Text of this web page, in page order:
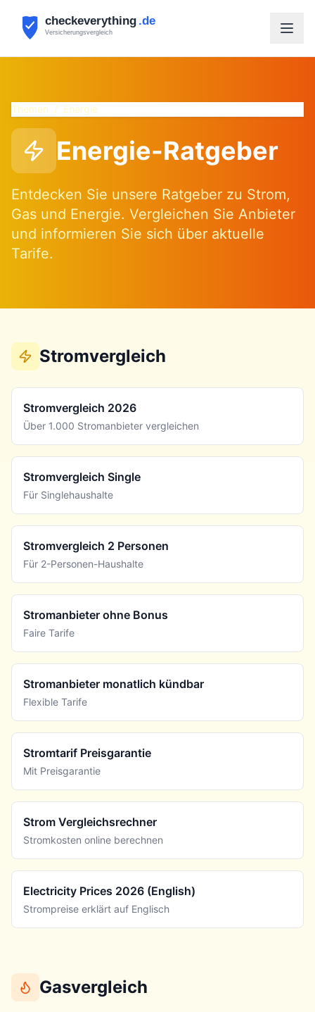
Themen / Energie
Energie-Ratgeber
Entdecken Sie unsere Ratgeber zu Strom,
Gas und Energie. Vergleichen Sie Anbieter
und informieren Sie sich über aktuelle
Tarife.
Stromvergleich
Stromvergleich 2026
Über 1.000 Stromanbieter vergleichen
Stromvergleich Single
Für Singlehaushalte
Stromvergleich 2 Personen
Für 2-Personen-Haushalte
Stromanbieter ohne Bonus
Faire Tarife
Stromanbieter monatlich kündbar
Flexible Tarife
Stromtarif Preisgarantie
Mit Preisgarantie
Strom Vergleichsrechner
Stromkosten online berechnen
Electricity Prices 2026 (English)
Strompreise erklärt auf Englisch
Gasvergleich